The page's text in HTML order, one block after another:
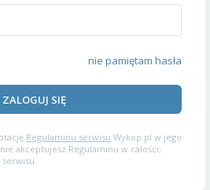
nie pamiętam hasła
ZALOGUJ SIĘ
Regulaminu serwisu Wykop.pl w jego
akceptujesz Regulaminu w całości,